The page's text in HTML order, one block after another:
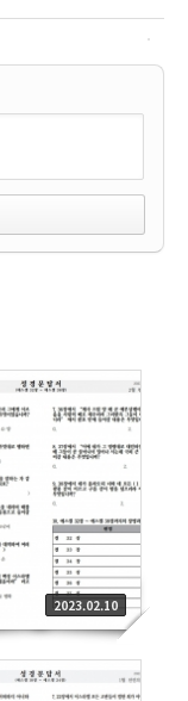
2023.02.10